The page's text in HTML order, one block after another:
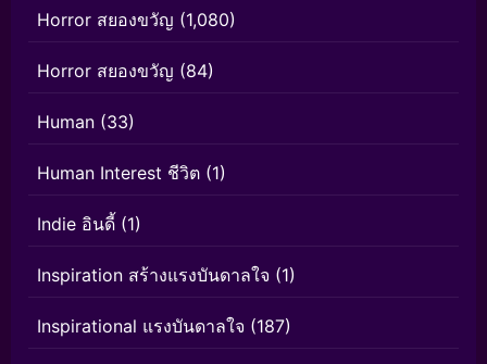
Horror สยองขวัญ (1,080)
Horror สยองขวัญ (84)
Human (33)
Human Interest ชีวิต (1)
Indie อินดี้ (1)
Inspiration สร้างแรงบันดาลใจ (1)
Inspirational แรงบันดาลใจ (187)